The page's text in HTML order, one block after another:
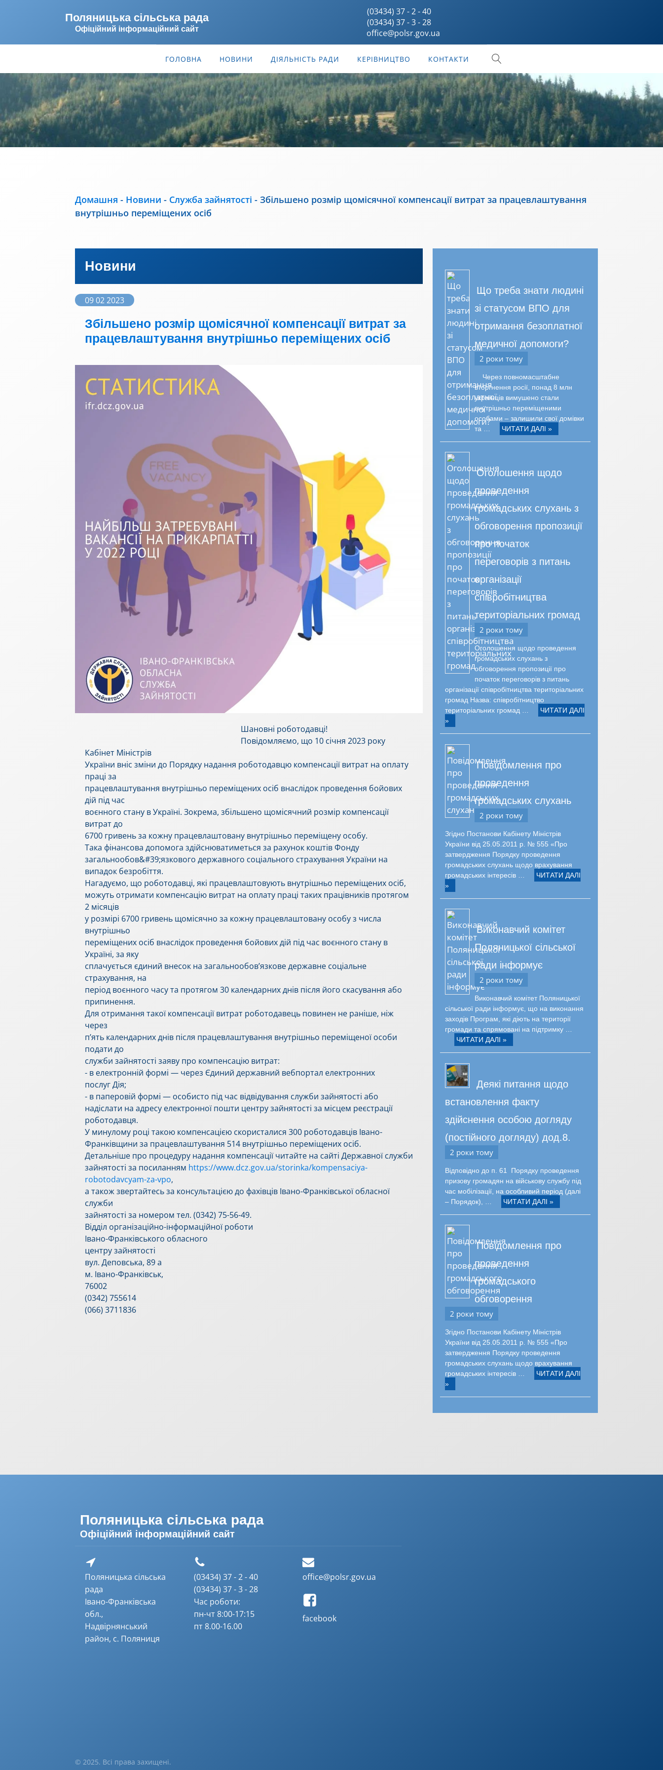
Поляницька сільська рада
Офіційний інформаційний сайт
(03434) 37 - 2 - 40
(03434) 37 - 3 - 28
office@polsr.gov.ua
ГОЛОВНА НОВИНИ ДІЯЛЬНІСТЬ РАДИ КЕРІВНИЦТВО КОНТАКТИ
Домашня - Новини - Служба зайнятості - Збільшено розмір щомісячної компенсації витрат за працевлаштування
внутрішньо переміщених осіб
Новини
09 02 2023
Збільшено розмір щомісячної компенсації витрат за
працевлаштування внутрішньо переміщених осіб
Шановні роботодавці!
Повідомляємо, що 10 січня 2023 року
Кабінет Міністрів
України вніс зміни до Порядку надання роботодавцю компенсації витрат на оплату
праці за
працевлаштування внутрішньо переміщених осіб внаслідок проведення бойових
дій під час
воєнного стану в Україні. Зокрема, збільшено щомісячний розмір компенсації
витрат до
6700 гривень за кожну працевлаштовану внутрішньо переміщену особу.
Така фінансова допомога здійснюватиметься за рахунок коштів Фонду
загальнообов&#39;язкового державного соціального страхування України на
випадок безробіття.
Нагадуємо, що роботодавці, які працевлаштовують внутрішньо переміщених осіб,
можуть отримати компенсацію витрат на оплату праці таких працівників протягом
2 місяців
у розмірі 6700 гривень щомісячно за кожну працевлаштовану особу з числа
внутрішньо
переміщених осіб внаслідок проведення бойових дій під час воєнного стану в
Україні, за яку
сплачується єдиний внесок на загальнообов’язкове державне соціальне
страхування, на
період воєнного часу та протягом 30 календарних днів після його скасування або
припинення.
Для отримання такої компенсації витрат роботодавець повинен не раніше, ніж
через
п’ять календарних днів після працевлаштування внутрішньо переміщеної особи
подати до
служби зайнятості заяву про компенсацію витрат:
- в електронній формі — через Єдиний державний вебпортал електронних
послуг Дія;
- в паперовій формі — особисто під час відвідування служби зайнятості або
надіслати на адресу електронної пошти центру зайнятості за місцем реєстрації
роботодавця.
У минулому році такою компенсацією скористалися 300 роботодавців Івано-
Франківщини за працевлаштування 514 внутрішньо переміщених осіб.
Детальніше про процедуру надання компенсації читайте на сайті Державної служби
зайнятості за посиланням https://www.dcz.gov.ua/storinka/kompensaciya-
robotodavcyam-za-vpo,
а також звертайтесь за консультацією до фахівців Івано-Франківської обласної
служби
зайнятості за номером тел. (0342) 75-56-49.
Відділ організаційно-інформаційної роботи
Івано-Франківського обласного
центру зайнятості
вул. Деповська, 89 а
м. Івано-Франківськ,
76002
(0342) 755614
(066) 3711836
Що треба знати людині
зі статусом ВПО для
отримання безоплатної
медичної допомоги?
2 роки тому
Через повномасштабне
вторгнення росії, понад 8 млн
українців вимушено стали
внутрішньо переміщеними
особами – залишили свої домівки
та …
ЧИТАТИ ДАЛІ »
Оголошення щодо
проведення
громадських слухань з
обговорення пропозиції
про початок
переговорів з питань
організації
співробітництва
територіальних громад
2 роки тому
Оголошення щодо проведення
громадських слухань з
обговорення пропозиції про
початок переговорів з питань
організації співробітництва територіальних
громад Назва: співробітництво
територіальних громад …
ЧИТАТИ ДАЛІ
»
Повідомлення про
проведення
громадських слухань
2 роки тому
Згідно Постанови Кабінету Міністрів
України від 25.05.2011 р. № 555 «Про
затвердження Порядку проведення
громадських слухань щодо врахування
громадських інтересів …
ЧИТАТИ ДАЛІ
»
Виконавчий комітет
Поляницької сільської
ради інформує
2 роки тому
Виконавчий комітет Поляницької
сільської ради інформує, що на виконання
заходів Програм, які діють на території
громади та спрямовані на підтримку …
ЧИТАТИ ДАЛІ »
Деякі питання щодо
встановлення факту
здійснення особою догляду
(постійного догляду) дод.8.
2 роки тому
Відповідно до п. 61 Порядку проведення
призову громадян на військову службу під
час мобілізації, на особливий період (далі
– Порядок), …
ЧИТАТИ ДАЛІ »
Повідомлення про
проведення
громадського
обговорення
2 роки тому
Згідно Постанови Кабінету Міністрів
України від 25.05.2011 р. № 555 «Про
затвердження Порядку проведення
громадських слухань щодо врахування
громадських інтересів …
ЧИТАТИ ДАЛІ
»
Поляницька сільська рада
Офіційний інформаційний сайт
Поляницька сільська
рада
Івано-Франківська
обл.,
Надвірнянський
район, с. Поляниця
(03434) 37 - 2 - 40
(03434) 37 - 3 - 28
Час роботи:
пн-чт 8:00-17:15
пт 8.00-16.00
office@polsr.gov.ua
facebook
© 2025. Всі права захищені.